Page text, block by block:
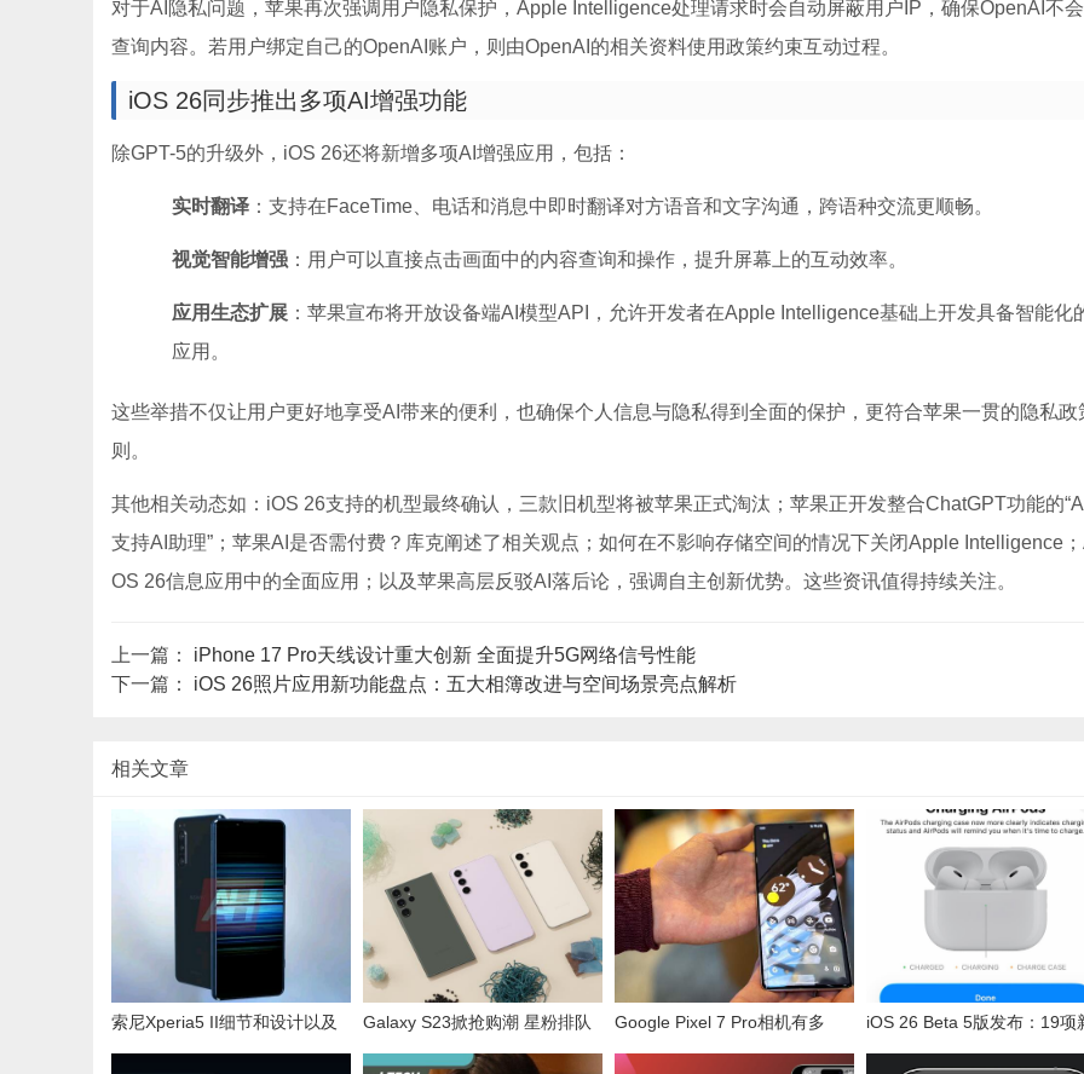
对于AI隐私问题，苹果再次强调用户隐私保护，Apple Intelligence处理请求时会自动屏蔽用户IP，确保OpenAI不
查询内容。若用户绑定自己的OpenAI账户，则由OpenAI的相关资料使用政策约束互动过程。
iOS 26同步推出多项AI增强功能
除GPT-5的升级外，iOS 26还将新增多项AI增强应用，包括：
实时翻译 ：支持在FaceTime、电话和消息中即时翻译对方语音和文字沟通，跨语种交流更顺畅。
视觉智能增强 ：用户可以直接点击画面中的内容查询和操作，提升屏幕上的互动效率。
应用生态扩展 ：苹果宣布将开放设备端AI模型API，允许开发者在Apple Intelligence基础上开发具备智能化
应用。
这些举措不仅让用户更好地享受AI带来的便利，也确保个人信息与隐私得到全面的保护，更符合苹果一贯的隐私政
则。
其他相关动态如：iOS 26支持的机型最终确认，三款旧机型将被苹果正式淘汰；苹果正开发整合ChatGPT功能的
支持AI助理”；苹果AI是否需付费？库克阐述了相关观点；如何在不影响存储空间的情况下关闭Apple Intelligence
OS 26信息应用中的全面应用；以及苹果高层反驳AI落后论，强调自主创新优势。这些资讯值得持续关注。
上一篇： iPhone 17 Pro天线设计重大创新 全面提升5G网络信号性能
下一篇： iOS 26照片应用新功能盘点：五大相簿改进与空间场景亮点解析
相关文章
索尼Xperia5 II细节和设计以及
配置泄露
Galaxy S23掀抢购潮 星粉排队
抢头香取货
Google Pixel 7 Pro相机有多
强？豋全球第一打败iPhone 14
iOS 26 Beta 5版发布：19项
功能与优化详解